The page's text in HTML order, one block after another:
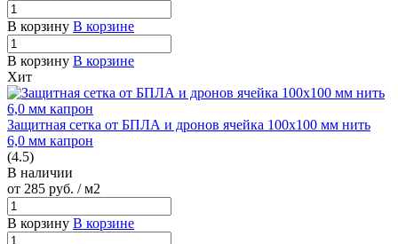
В корзину В корзине
В корзину В корзине
Хит
Защитная сетка от БПЛА и дронов ячейка 100х100 мм нить
6,0 мм капрон
(4.5)
В наличии
от 285 руб. / м2
В корзину В корзине